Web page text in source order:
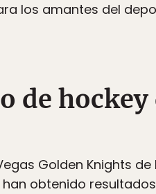
los amantes del
de hockey
Golden Knights
obtenido